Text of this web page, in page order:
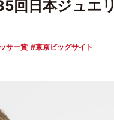
回日本ジュエ
サー賞
東京ビッグサイト